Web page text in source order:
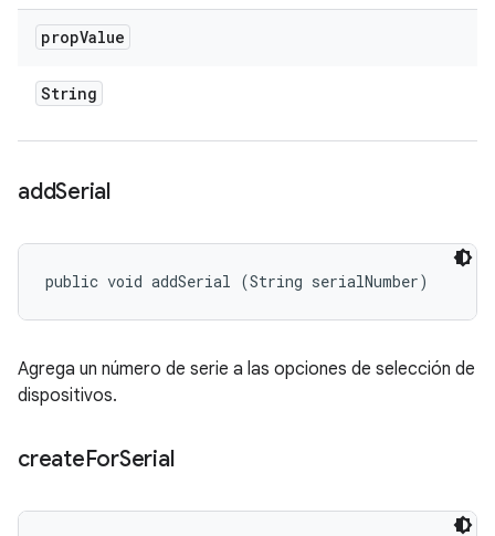
propValue
String
addSerial
public void addSerial (String serialNumber)
Agrega un número de serie a las opciones de selección de
dispositivos.
createForSerial